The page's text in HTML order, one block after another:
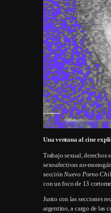
Una ventana al cine
Trabajo sexual, derechos
sexoafectivas no-
sección Nuevo Porno
con un foco de 13
Junto con las secciones
argentino, a cargo de las